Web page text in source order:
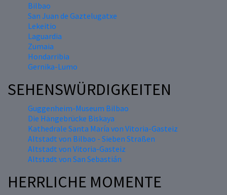
Bilbao
San Juan de Gaztelugatxe
Lekeitio
Laguardia
Zumaia
Hondarribia
Gernika-Lumo
SEHENSWÜRDIGKEITEN
Guggenheim-Museum Bilbao
Die Hängebrücke Biskaya
Kathedrale Santa María von Vitoria-Gasteiz
Altstadt von Bilbao - Sieben Straßen
Altstadt von Vitoria-Gasteiz
Altstadt von San Sebastián
HERRLICHE MOMENTE